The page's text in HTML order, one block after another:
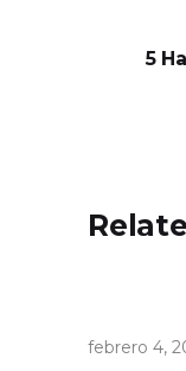
5
febrero 4,